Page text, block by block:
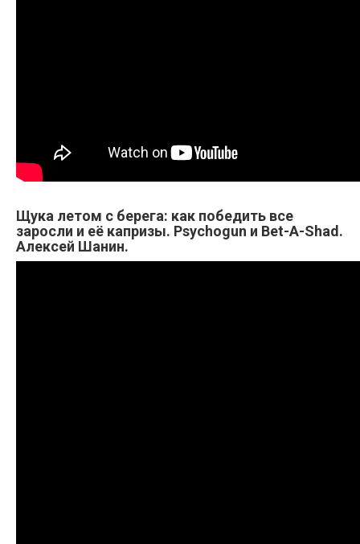
Щука летом с берега: как победить все
заросли и её капризы. Psychogun и Bet-A-Shad.
Алексей Шанин.